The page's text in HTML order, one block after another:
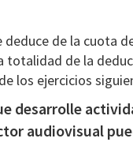
de la cuota
totalidad de la
los ejercicios
desarrolle
audiovisual